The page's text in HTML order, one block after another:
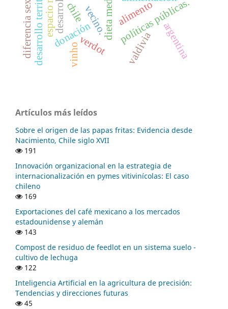
alimento
donaciónvecino. políticas públicas.
argentina
desarrollo territorial. chile
verdot valdivia
vinho
Artículos más leídos
Sobre el origen de las papas fritas: Evidencia desde
Nacimiento, Chile siglo XVII
191
Innovación organizacional en la estrategia de
internacionalización en pymes vitivinícolas: El caso
chileno
169
Exportaciones del café mexicano a los mercados
estadounidense y alemán
143
Compost de residuo de feedlot en un sistema suelo -
cultivo de lechuga
122
Inteligencia Artificial en la agricultura de precisión:
Tendencias y direcciones futuras
45